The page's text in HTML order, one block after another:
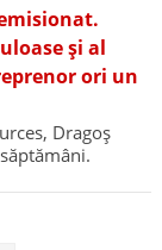
și al
ori un
Dragoș